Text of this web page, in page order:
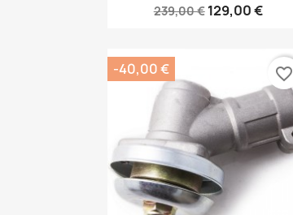
239,00 € 129,00 €
-40,00 € favorite_border